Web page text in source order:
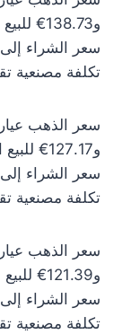
تكلفة مصنعية
تكلفة مصنعية
تكلفة مصنعية